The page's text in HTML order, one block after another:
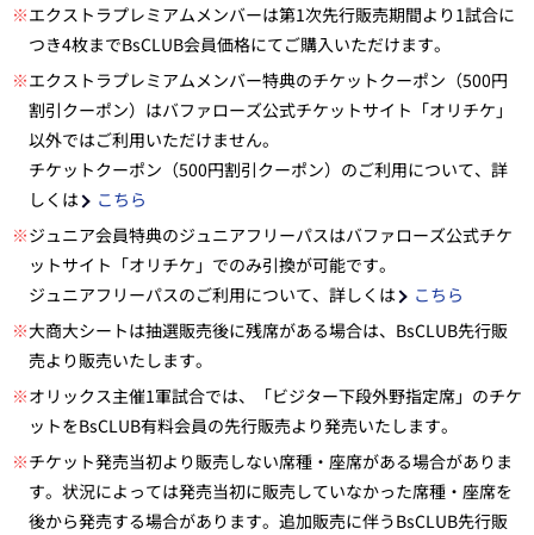
※エクストラプレミアムメンバーは第1次先行販売期間より1試合に
つき4枚までBsCLUB会員価格にてご購入いただけます。
※エクストラプレミアムメンバー特典のチケットクーポン（500円
割引クーポン）はバファローズ公式チケットサイト「オリチケ」
以外ではご利用いただけません。
チケットクーポン（500円割引クーポン）のご利用について、詳
しくは
こちら
※ジュニア会員特典のジュニアフリーパスはバファローズ公式チケ
ットサイト「オリチケ」でのみ引換が可能です。
ジュニアフリーパスのご利用について、詳しくは
こちら
※大商大シートは抽選販売後に残席がある場合は、BsCLUB先行販
売より販売いたします。
※オリックス主催1軍試合では、「ビジター下段外野指定席」のチケ
ットをBsCLUB有料会員の先行販売より発売いたします。
※チケット発売当初より販売しない席種・座席がある場合がありま
す。状況によっては発売当初に販売していなかった席種・座席を
後から発売する場合があります。追加販売に伴うBsCLUB先行販